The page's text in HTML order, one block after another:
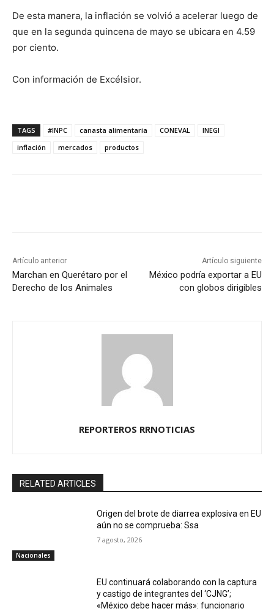
De esta manera, la inflación se volvió a acelerar luego de
que en la segunda quincena de mayo se ubicara en 4.59
por ciento.
Con información de Excélsior.
TAGS #INPC canasta alimentaria CONEVAL
INEGI
inflación
mercados productos
Artículo anterior
Marchan en Querétaro por el
Derecho de los Animales
Artículo siguiente
México podría exportar a EU
con globos dirigibles
REPORTEROS RRNOTICIAS
RELATED ARTICLES
Nacionales
Origen del brote de diarrea explosiva en EU
aún no se comprueba: Ssa
7 agosto, 2026
EU continuará colaborando con la captura
y castigo de integrantes del ‘CJNG’;
«México debe hacer más»: funcionario